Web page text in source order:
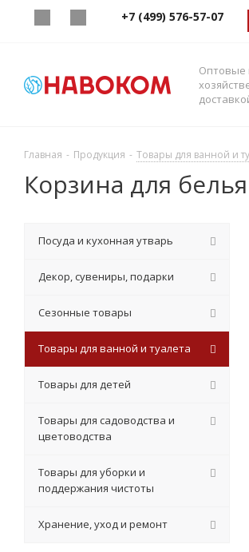
+7 (499) 576-57-07
Оптовые
Главная - Продукция - Товары для ванной и
Корзина для
Посуда и кухонная утварь
Декор, сувениры, подарки
Сезонные товары
Товары для ванной и туалета
Товары для детей
Товары для садоводства и
цветоводства
Товары для уборки и
поддержания чистоты
Хранение, уход и ремонт